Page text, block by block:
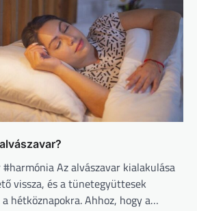
Az alvászavar kialakulása
vissza, és a tünetegyüttesek
hétköznapokra. Ahhoz, hogy a…